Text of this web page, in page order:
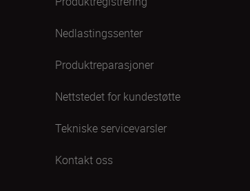
Nedlastingssenter
Produktreparasjoner
Nettstedet for kundestøtte
Tekniske servicevarsler
Kontakt oss